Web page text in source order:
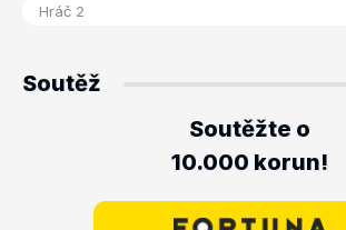
Soutěž
Soutěžte o
10.000 korun!